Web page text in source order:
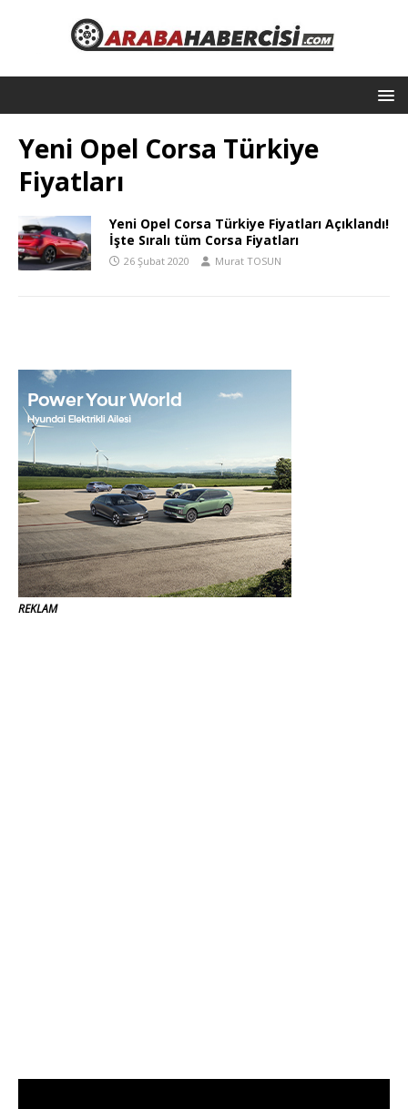
Yeni Opel Corsa Türkiye
Fiyatları
Yeni Opel Corsa Türkiye Fiyatları Açıklandı!
İşte Sıralı tüm Corsa Fiyatları
26 Şubat 2020 Murat TOSUN
REKLAM